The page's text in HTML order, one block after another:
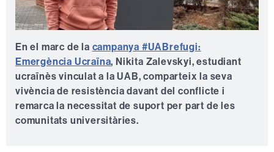
En el marc de la campanya #UABrefugi:
Emergència Ucraïna, Nikita Zalevskyi, estudiant
ucraïnès vinculat a la UAB, comparteix la seva
vivència de resistència davant del conflicte i
remarca la necessitat de suport per part de les
comunitats universitàries.